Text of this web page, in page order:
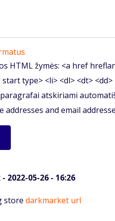
HTML žymės: <a href
type> <li> <dl> <dt>
atskiriami
addresses and email
- 2022-05-26 - 16:26
store darkmarket url